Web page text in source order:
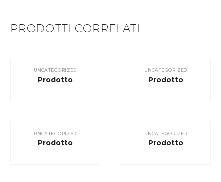
PRODOTTI CORRELATI
UNCATEGORIZED
Prodotto
UNCATEGORIZED
Prodotto
UNCATEGORIZED
Prodotto
UNCATEGORIZED
Prodotto